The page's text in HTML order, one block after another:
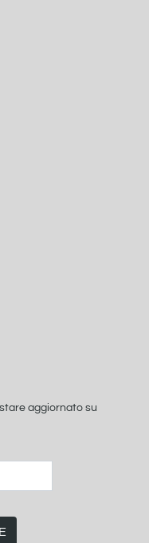
aggiornato su